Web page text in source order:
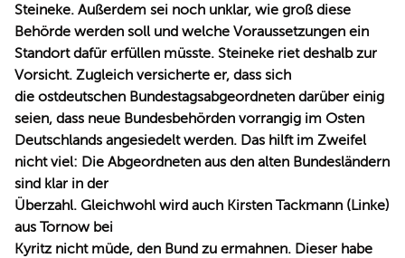
Steineke. Außerdem sei noch unklar, wie groß diese
Behörde werden soll und welche Voraussetzungen ein
Standort dafür erfüllen müsste. Steineke riet deshalb zur
Vorsicht. Zugleich versicherte er, dass sich
die ostdeutschen Bundestagsabgeordneten darüber einig
seien, dass neue Bundesbehörden vorrangig im Osten
Deutschlands angesiedelt werden. Das hilft im Zweifel
nicht viel: Die Abgeordneten aus den alten Bundesländern
sind klar in der
Überzahl. Gleichwohl wird auch Kirsten Tackmann (Linke)
aus Tornow bei
Kyritz nicht müde, den Bund zu ermahnen. Dieser habe